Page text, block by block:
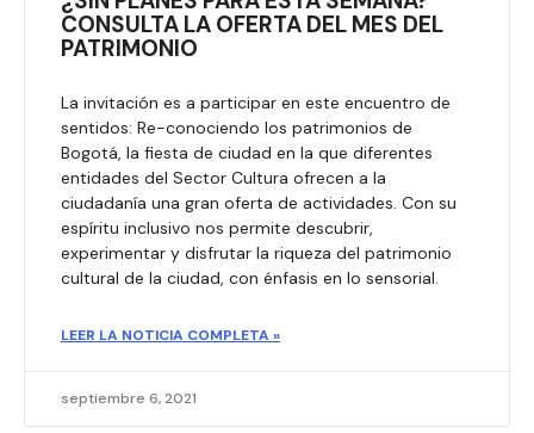
CONSULTA LA OFERTA DEL MES DEL
PATRIMONIO
La invitación es a participar en este encuentro de
sentidos: Re-conociendo los patrimonios de
Bogotá, la fiesta de ciudad en la que diferentes
entidades del Sector Cultura ofrecen a la
ciudadanía una gran oferta de actividades. Con su
espíritu inclusivo nos permite descubrir,
experimentar y disfrutar la riqueza del patrimonio
cultural de la ciudad, con énfasis en lo sensorial.
LEER LA NOTICIA COMPLETA »
septiembre 6, 2021